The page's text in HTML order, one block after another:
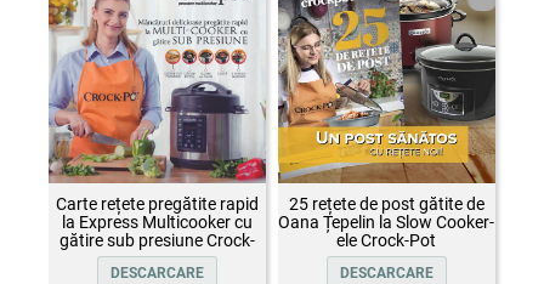
Carte rețete pregătite rapid
la Express Multicooker cu
gătire sub presiune Crock-
Pot
DESCARCARE
25 rețete de post gătite de
Oana Țepelin la Slow Cooker-
ele Crock-Pot
DESCARCARE